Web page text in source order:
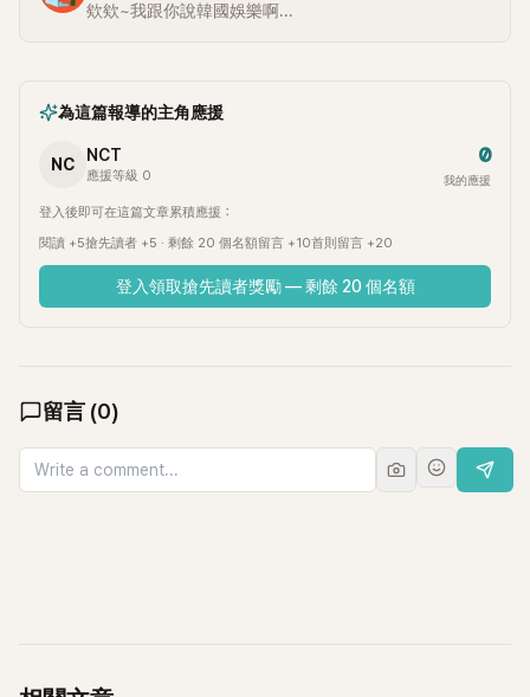
欸欸~我跟你說韓國娛樂啊...
為這篇報導的主角應援
NC NCT
應援等級 0
0
我的應援
登入後即可在這篇文章累積應援：
閱讀 +5搶先讀者 +5 · 剩餘 20 個名額留言 +10首則留言 +20
登入領取搶先讀者獎勵 — 剩餘 20 個名額
留言 (0)